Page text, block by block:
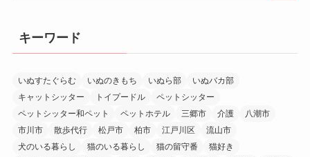
キーワード
いぬすたぐらむ いぬのきもち いぬら部
いぬバカ部
キャットシッター
トイプードル
ペットシッター
ペットシッター和ペット
ペットホテル 三郷市 介護
八潮市
市川市
散歩代行 松戸市 柏市 江戸川区
流山市
犬のいる暮らし
猫のいる暮らし 猫の留守番
猫好き